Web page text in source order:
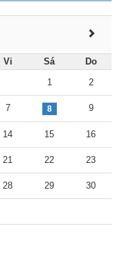
Vi Sá
Do
1
2
7 8 9
14 15 16
21 22 23
28 29 30